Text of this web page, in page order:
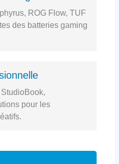
ROG Flow, TUF
des batteries gaming
pour les